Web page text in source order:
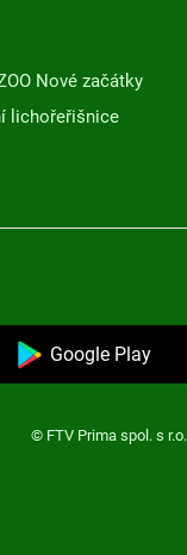
Nové začátky
lichořeřišnice
Google Play
© FTV Prima spol. s r.o.